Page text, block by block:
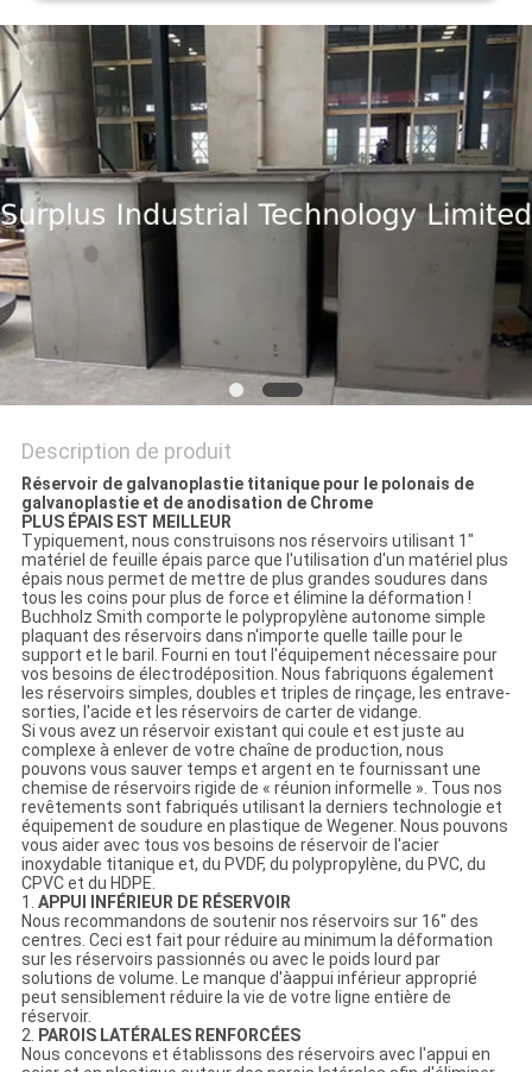
DEMANDEZ
UN DEVIS
PLAN
DU
SITE
PRIVACY
POLICY
Description de produit
Réservoir de galvanoplastie titanique pour le polonais de
galvanoplastie et de anodisation de Chrome
PLUS ÉPAIS EST MEILLEUR
Typiquement, nous construisons nos réservoirs utilisant 1"
matériel de feuille épais parce que l'utilisation d'un matériel plus
épais nous permet de mettre de plus grandes soudures dans
tous les coins pour plus de force et élimine la déformation !
Buchholz Smith comporte le polypropylène autonome simple
plaquant des réservoirs dans n'importe quelle taille pour le
support et le baril. Fourni en tout l'équipement nécessaire pour
vos besoins de électrodéposition. Nous fabriquons également
les réservoirs simples, doubles et triples de rinçage, les entrave-
sorties, l'acide et les réservoirs de carter de vidange.
Si vous avez un réservoir existant qui coule et est juste au
complexe à enlever de votre chaîne de production, nous
pouvons vous sauver temps et argent en te fournissant une
chemise de réservoirs rigide de « réunion informelle ». Tous nos
revêtements sont fabriqués utilisant la derniers technologie et
équipement de soudure en plastique de Wegener. Nous pouvons
vous aider avec tous vos besoins de réservoir de l'acier
inoxydable titanique et, du PVDF, du polypropylène, du PVC, du
CPVC et du HDPE.
1. APPUI INFÉRIEUR DE RÉSERVOIR
Nous recommandons de soutenir nos réservoirs sur 16" des
centres. Ceci est fait pour réduire au minimum la déformation
sur les réservoirs passionnés ou avec le poids lourd par
solutions de volume. Le manque d'àappui inférieur approprié
peut sensiblement réduire la vie de votre ligne entière de
réservoir.
2. PAROIS LATÉRALES RENFORCÉES
Nous concevons et établissons des réservoirs avec l'appui en